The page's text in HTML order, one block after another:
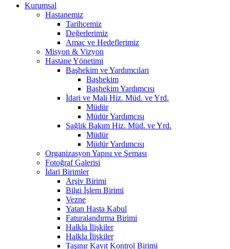
Kurumsal
Hastanemiz
Tarihçemiz
Değerlerimiz
Amaç ve Hedeflerimiz
Misyon & Vizyon
Hastane Yönetimi
Başhekim ve Yardımcıları
Başhekim
Başhekim Yardımcısı
İdari ve Mali Hiz. Müd. ve Yrd.
Müdür
Müdür Yardımcısı
Sağlık Bakım Hiz. Müd. ve Yrd.
Müdür
Müdür Yardımcısı
Organizasyon Yapısı ve Şeması
Fotoğraf Galerisi
İdari Birimler
Arşiv Birimi
Bilgi İşlem Birimi
Vezne
Yatan Hasta Kabul
Faturalandırma Birimi
Halkla İlişkiler
Halkla İlişkiler
Taşınır Kayıt Kontrol Birimi